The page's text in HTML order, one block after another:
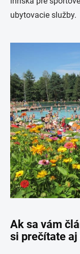
ubytovacie služby.
Ak sa vám
si prečítate aj